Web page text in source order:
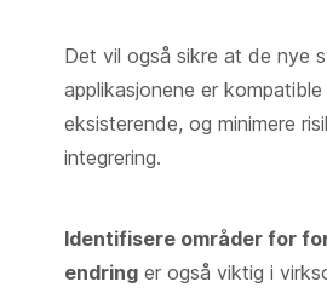
Det vil også sikre at de nye
applikasjonene er
eksisterende, og minimere
integrering.
Identifisere områder for
endringer også viktig i